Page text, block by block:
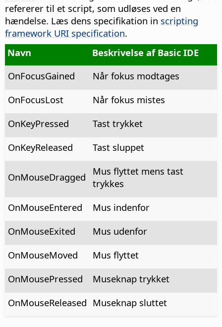
refererer til et script, som udløses ved en
hændelse. Læs dens specifikation in scripting
framework URI specification.
Navn
Beskrivelse af Basic IDE
OnFocusGained
Når fokus modtages
OnFocusLost
Når fokus mistes
OnKeyPressed
Tast trykket
OnKeyReleased
Tast sluppet
OnMouseDragged
Mus flyttet mens tast
trykkes
OnMouseEntered
Mus indenfor
OnMouseExited
Mus udenfor
OnMouseMoved
Mus flyttet
OnMousePressed
Museknap trykket
OnMouseReleased Museknap sluttet